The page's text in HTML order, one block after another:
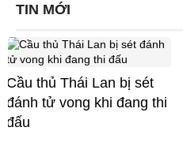
TIN MỚI
Cầu thủ Thái Lan bị sét
đánh tử vong khi đang thi
đấu